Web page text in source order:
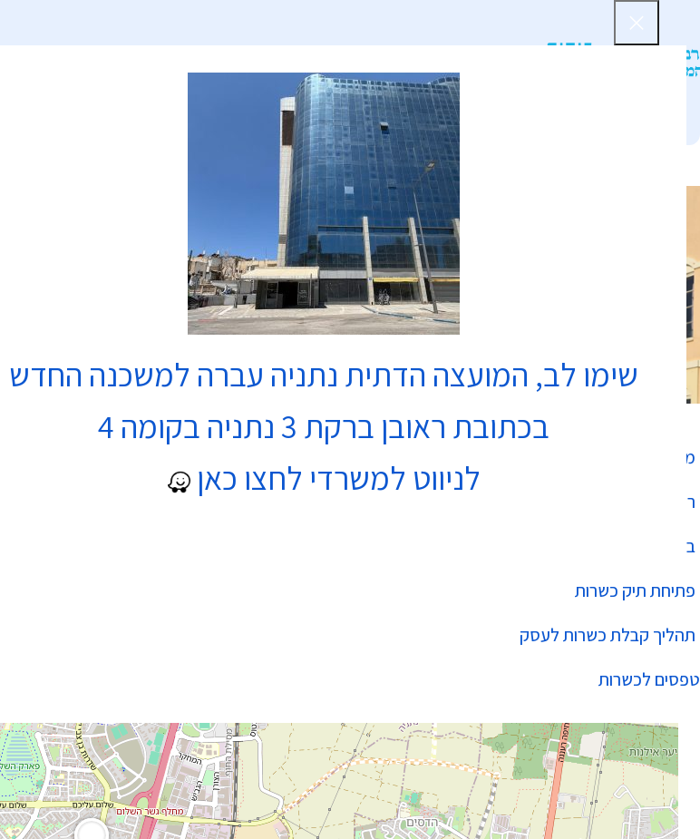
שימו לב, המועצה הדתית נתניה עברה למשכנה החדש
בכתובת ראובן ברקת 3 נתניה בקומה 4
לניווט למשרדי לחצו כאן
דף הביתאודות המועצה
כשרות
מחלקת כשרות
רשימת עסקים כשרים
בהידור הכשרות
פתיחת תיק כשרות
תהליך קבלת כשרות לעסק
טפסים לכשרות